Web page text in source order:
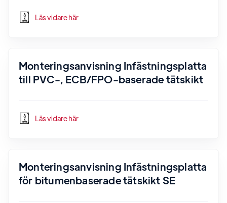
Läs vidare här
Monteringsanvisning Infästningsplatta
till PVC-, ECB/FPO-baserade tätskikt
Läs vidare här
Monteringsanvisning Infästningsplatta
för bitumenbaserade tätskikt SE